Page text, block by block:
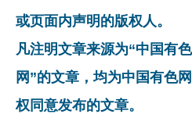
或页面内声明的版权人。
凡注明文章来源为“中国有
网”的文章，均为中国有色
权同意发布的文章。